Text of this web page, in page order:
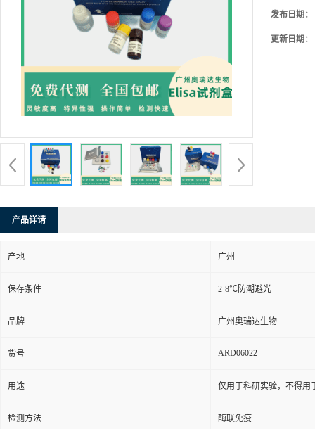
发布日期：
更新日期：
产品详请
产地 广州
保存条件 2-8℃防潮避光
品牌 广州奥瑞达生物
货号 ARD06022
用途 仅用于科研实验，不得用
检测方法 酶联免疫